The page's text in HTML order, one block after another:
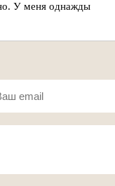
У меня однажды